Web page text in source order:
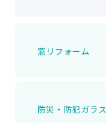
窓リフォーム
防災・防犯ガラス